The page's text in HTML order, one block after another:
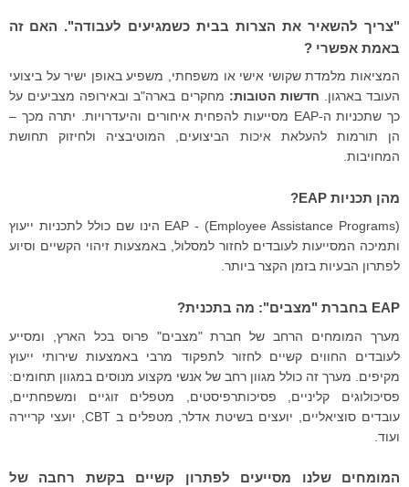
2
0
1
5
b
y
ע
ה
"צריך להשאיר את הצרות בבית כשמגיעים לעבודה". האם זה
באמת אפשרי ?
המציאות מלמדת שקושי אישי או משפחתי, משפיע באופן ישיר על ביצועי
העובד בארגון. חדשות הטובות: מחקרים בארה"ב ובאירופה מצביעים על
כך שתכניות ה-EAP מסייעות להפחית איחורים והיעדרויות. יתרה מכך –
הן תורמות להעלאת איכות הביצועים, המוטיבציה ולחיזוק תחושת
המחויבות.
מהן תכניות EAP?
(EAP - (Employee Assistance Programs הינו שם כולל לתכניות ייעוץ
ותמיכה המסייעות לעובדים לחזור למסלול, באמצעות זיהוי הקשיים וסיוע
לפתרון הבעיות בזמן הקצר ביותר.
EAP בחברת "מצבים": מה בתכנית?
מערך המומחים הרחב של חברת "מצבים" פרוס בכל הארץ, ומסייע
לעובדים החווים קשיים לחזור לתפקוד מרבי באמצעות שירותי ייעוץ
מקיפים. מערך זה כולל מגוון רחב של אנשי מקצוע מנוסים במגוון תחומים:
פסיכולוגים קליניים, פסיכותרפיסטים, מטפלים זוגיים ומשפחתיים,
עובדים סוציאליים, יועצים בשיטת אדלר, מטפלים ב CBT, יועצי קריירה
ועוד.
המומחים שלנו מסייעים לפתרון קשיים בקשת רחבה של